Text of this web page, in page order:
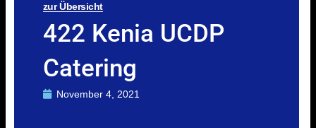
zur Übersicht
422 Kenia UCDP
Catering
November 4, 2021